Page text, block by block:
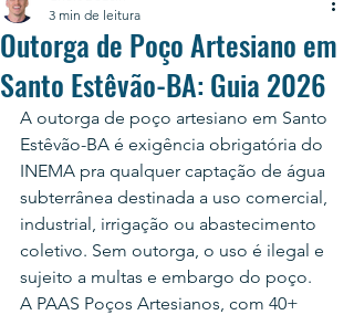
Outorga de Poço Artesiano em
Santo Estêvão-BA: Guia 2026
3 min de leitura
A outorga de poço artesiano em Santo
Estêvão-BA é exigência obrigatória do
INEMA pra qualquer captação de água
subterrânea destinada a uso comercial,
industrial, irrigação ou abastecimento
coletivo. Sem outorga, o uso é ilegal e
sujeito a multas e embargo do poço.
A PAAS Poços Artesianos, com 40+